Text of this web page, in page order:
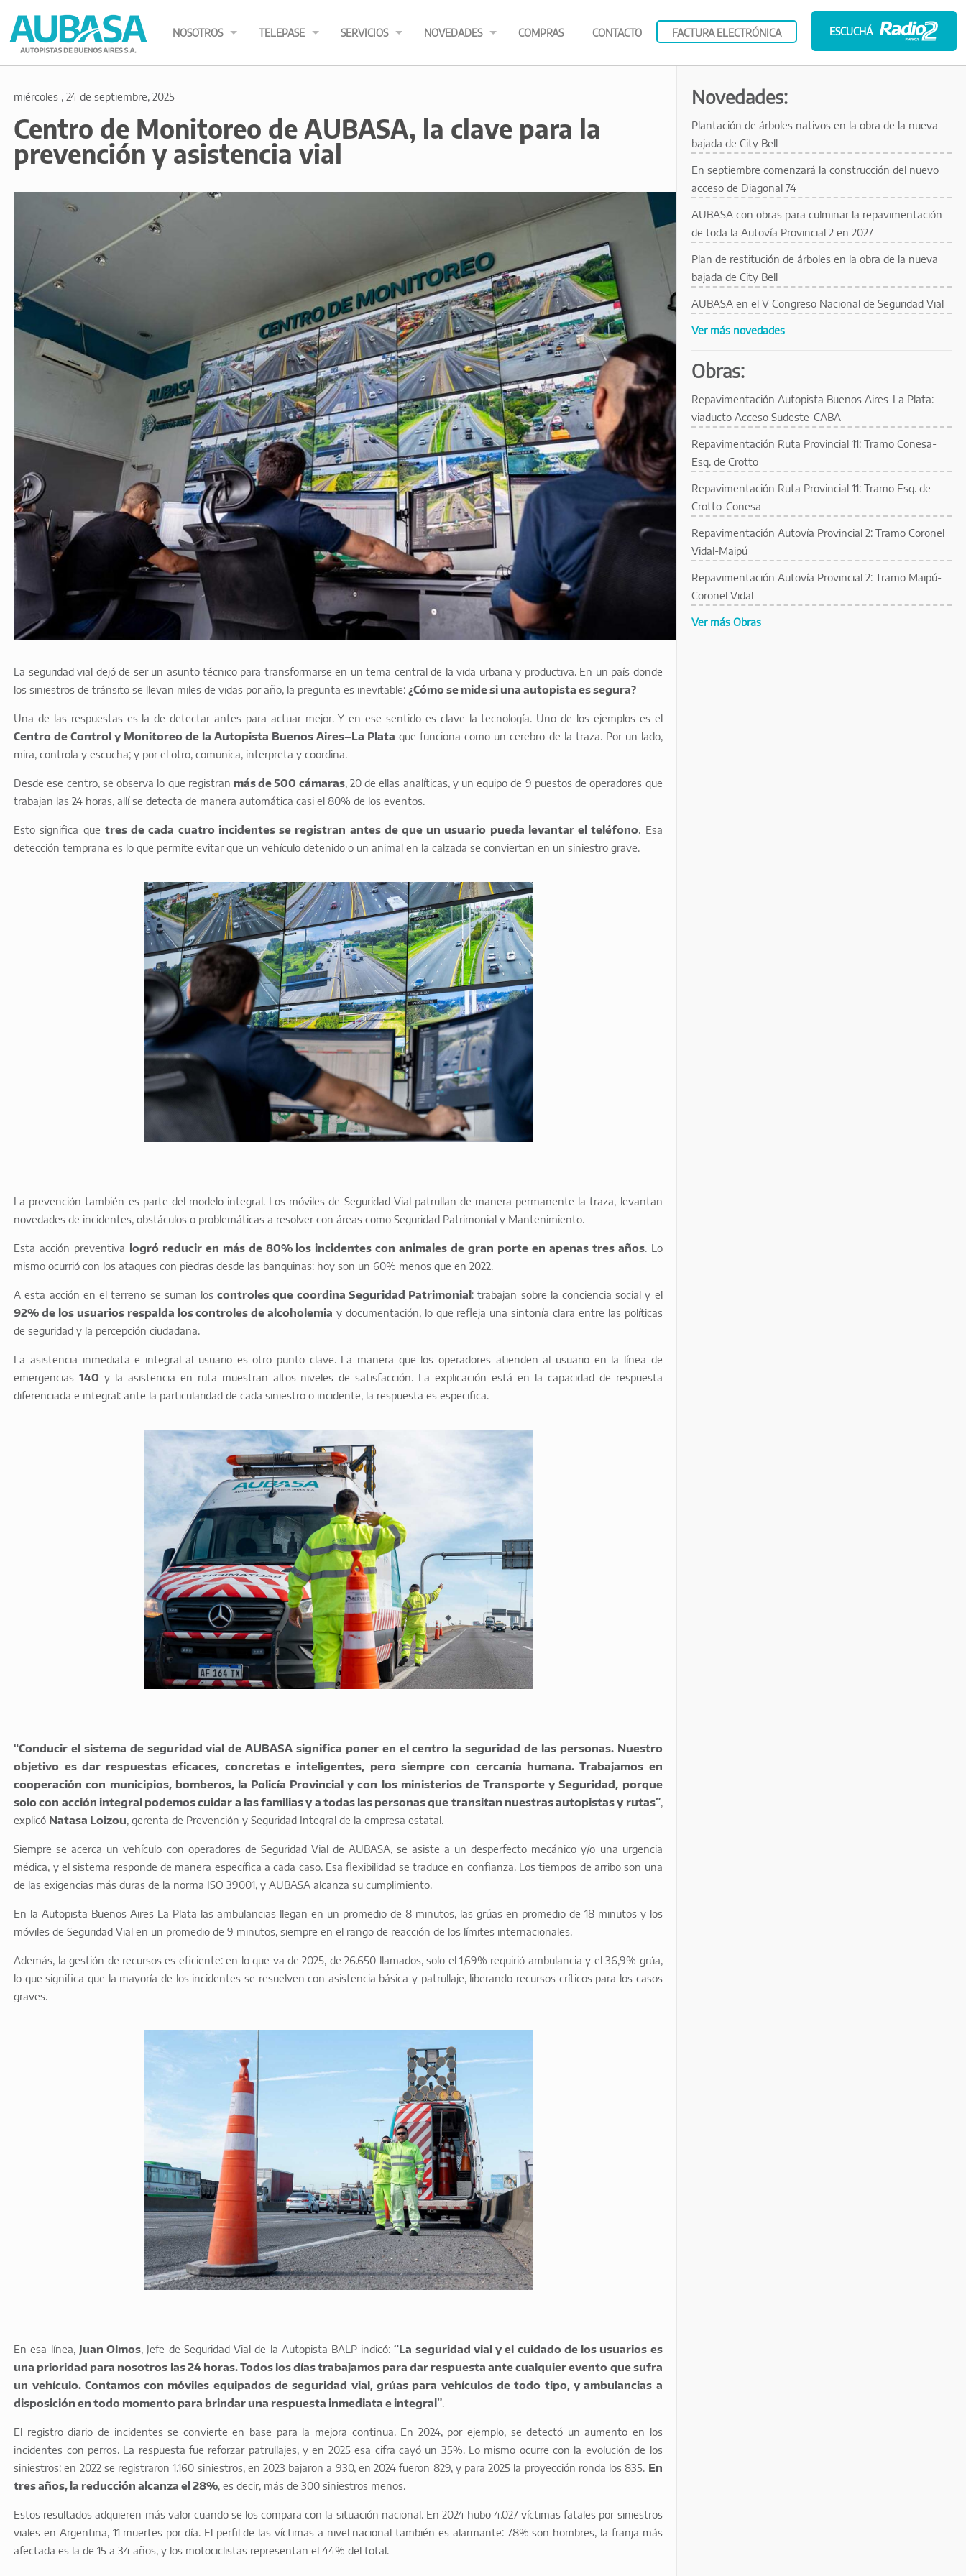
NOSOTROS TELEPASE SERVICIOS NOVEDADES COMPRAS CONTACTO FACTURA ELECTRÓNICA ESCUCHÁ
miércoles , 24 de septiembre, 2025
Centro de Monitoreo de AUBASA, la clave para la
prevención y asistencia vial
La seguridad vial dejó de ser un asunto técnico para transformarse en un tema central de la vida urbana y productiva. En un país donde
los siniestros de tránsito se llevan miles de vidas por año, la pregunta es inevitable:¿Cómo se mide si una autopista es segura?
Una de las respuestas es la de detectar antes para actuar mejor. Y en ese sentido es clave la tecnología. Uno de los ejemplos es el
Centro de Control y Monitoreo de la Autopista Buenos Aires–La Plata que funciona como un cerebro de la traza. Por un lado,
mira, controla y escucha; y por el otro, comunica, interpreta y coordina.
Desde ese centro, se observa lo que registran más de 500 cámaras, 20 de ellas analíticas, y un equipo de 9 puestos de operadores que
trabajan las 24 horas, allí se detecta de manera automática casi el 80% de los eventos.
Esto significa que tres de cada cuatro incidentes se registran antes de que un usuario pueda levantar el teléfono. Esa
detección temprana es lo que permite evitar que un vehículo detenido o un animal en la calzada se conviertan en un siniestro grave.
La prevención también es parte del modelo integral. Los móviles de Seguridad Vial patrullan de manera permanente la traza, levantan
novedades de incidentes, obstáculos o problemáticas a resolver con áreas como Seguridad Patrimonial y Mantenimiento.
Esta acción preventiva logró reducir en más de 80% los incidentes con animales de gran porte en apenas tres años. Lo
mismo ocurrió con los ataques con piedras desde las banquinas: hoy son un 60% menos que en 2022.
A esta acción en el terreno se suman loscontroles que coordina Seguridad Patrimonial: trabajan sobre la conciencia social y el
92% de los usuarios respalda los controles de alcoholemia y documentación, lo que refleja una sintonía clara entre las políticas
de seguridad y la percepción ciudadana.
La asistencia inmediata e integral al usuario es otro punto clave. La manera que los operadores atienden al usuario en la línea de
emergencias140 y la asistencia en ruta muestran altos niveles de satisfacción. La explicación está en la capacidad de respuesta
diferenciada e integral: ante la particularidad de cada siniestro o incidente, la respuesta es especifica.
“Conducir el sistema de seguridad vial de AUBASA significa poner en el centro la seguridad de las personas. Nuestro
objetivo es dar respuestas eficaces, concretas e inteligentes, pero siempre con cercanía humana. Trabajamos en
cooperación con municipios, bomberos, la Policía Provincial y con los ministerios de Transporte y Seguridad, porque
solo con acción integral podemos cuidar a las familias y a todas las personas que transitan nuestras autopistas y rutas”,
explicó Natasa Loizou , gerenta de Prevención y Seguridad Integral de la empresa estatal.
Siempre se acerca un vehículo con operadores de Seguridad Vial de AUBASA, se asiste a un desperfecto mecánico y/o una urgencia
médica, y el sistema responde de manera específica a cada caso. Esa flexibilidad se traduce en confianza. Los tiempos de arribo son una
de las exigencias más duras de la norma ISO 39001, y AUBASA alcanza su cumplimiento.
En la Autopista Buenos Aires La Plata las ambulancias llegan en un promedio de 8 minutos, las grúas en promedio de 18 minutos y los
móviles de Seguridad Vial en un promedio de 9 minutos, siempre en el rango de reacción de los límites internacionales.
Además, la gestión de recursos es eficiente: en lo que va de 2025, de 26.650 llamados, solo el 1,69% requirió ambulancia y el 36,9% grúa,
lo que significa que la mayoría de los incidentes se resuelven con asistencia básica y patrullaje, liberando recursos críticos para los casos
graves.
En esa línea, Juan Olmos, Jefe de Seguridad Vial de la Autopista BALP indicó:“La seguridad vial y el cuidado de los usuarios es
una prioridad para nosotros las 24 horas. Todos los días trabajamos para dar respuesta ante cualquier evento que sufra
un vehículo. Contamos con móviles equipados de seguridad vial, grúas para vehículos de todo tipo, y ambulancias a
disposición en todo momento para brindar una respuesta inmediata e integral”.
El registro diario de incidentes se convierte en base para la mejora continua. En 2024, por ejemplo, se detectó un aumento en los
incidentes con perros. La respuesta fue reforzar patrullajes, y en 2025 esa cifra cayó un 35%. Lo mismo ocurre con la evolución de los
siniestros: en 2022 se registraron 1.160 siniestros, en 2023 bajaron a 930, en 2024 fueron 829, y para 2025 la proyección ronda los 835. En
tres años, la reducción alcanza el 28%, es decir, más de 300 siniestros menos.
Estos resultados adquieren más valor cuando se los compara con la situación nacional. En 2024 hubo 4.027 víctimas fatales por siniestros
viales en Argentina, 11 muertes por día. El perfil de las víctimas a nivel nacional también es alarmante: 78% son hombres, la franja más
afectada es la de 15 a 34 años, y los motociclistas representan el 44% del total.
Novedades:
Plantación de árboles nativos en la obra de la nueva
bajada de City Bell
En septiembre comenzará la construcción del nuevo
acceso de Diagonal 74
AUBASA con obras para culminar la repavimentación
de toda la Autovía Provincial 2 en 2027
Plan de restitución de árboles en la obra de la nueva
bajada de City Bell
AUBASA en el V Congreso Nacional de Seguridad Vial
Ver más novedades
Obras:
Repavimentación Autopista Buenos Aires-La Plata:
viaducto Acceso Sudeste-CABA
Repavimentación Ruta Provincial 11: Tramo Conesa-
Esq. de Crotto
Repavimentación Ruta Provincial 11: Tramo Esq. de
Crotto-Conesa
Repavimentación Autovía Provincial 2: Tramo Coronel
Vidal-Maipú
Repavimentación Autovía Provincial 2: Tramo Maipú-
Coronel Vidal
Ver más Obras